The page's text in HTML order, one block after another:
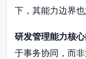
下，其能力边界也
研发管理能力核
于事务协同，而